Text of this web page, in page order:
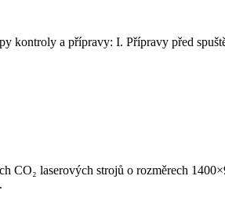
kontroly a přípravy: I. Přípravy před
CO₂ laserových strojů o rozměrech